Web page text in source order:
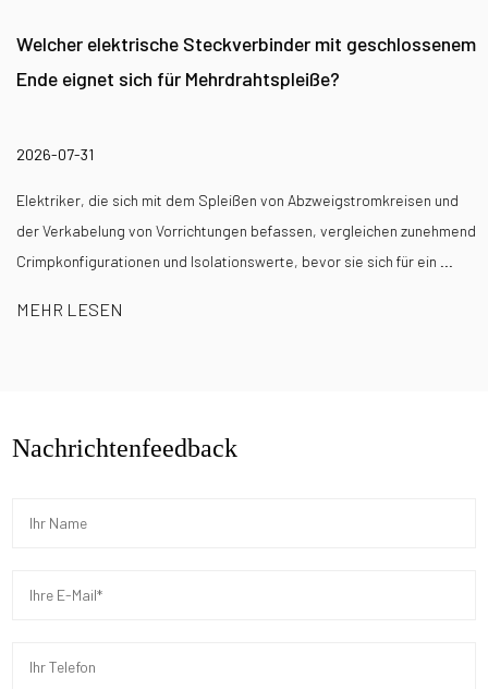
Welcher elektrische Steckverbinder mit geschlossenem
Ende eignet sich für Mehrdrahtspleiße?
2026-07-31
Elektriker, die sich mit dem Spleißen von Abzweigstromkreisen und
der Verkabelung von Vorrichtungen befassen, vergleichen zunehmend
Crimpkonfigurationen und Isolationswerte, bevor sie sich für ein ...
MEHR LESEN
Nachrichtenfeedback